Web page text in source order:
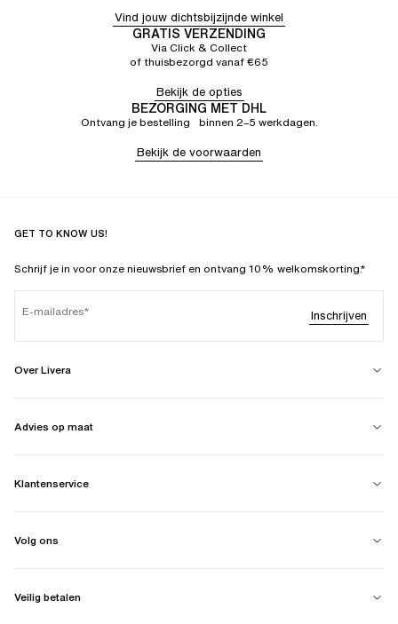
Vind jouw dichtsbijzijnde winkel
GRATIS VERZENDING
Via Click & Collect
of thuisbezorgd vanaf €65
Bekijk de opties
BEZORGING MET DHL
Ontvang je bestelling binnen 2–5 werkdagen.
Bekijk de voorwaarden
GET TO KNOW US!
Schrijf je in voor onze nieuwsbrief en ontvang 10% welkomskorting.*
E-mailadres Inschrijven
Over Livera
Advies op maat
Klantenservice
Volg ons
Veilig betalen